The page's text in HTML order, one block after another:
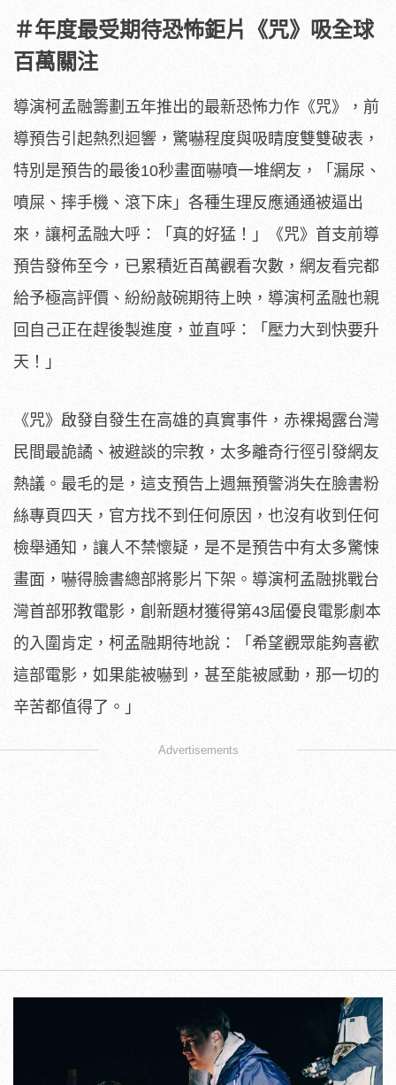
＃年度最受期待恐怖鉅片《咒》吸全球
百萬關注
導演柯孟融籌劃五年推出的最新恐怖力作《咒》， 前
導預告引起熱烈迴響，驚嚇程度與吸睛度雙雙破表，
特別是預告的最後10秒畫面嚇噴一堆網友，「漏尿、
噴屎、 摔手機、滾下床」各種生理反應通通被逼出
來，讓柯孟融大呼：「 真的好猛！」《咒》首支前導
預告發佈至今， 已累積近百萬觀看次數，網友看完都
給予極高評價、 紛紛敲碗期待上映，導演柯孟融也親
回自己正在趕後製進度， 並直呼：「壓力大到快要升
天！」
《咒》啟發自發生在高雄的真實事件，赤裸揭露台灣
民間最詭譎、 被避談的宗教，太多離奇行徑引發網友
熱議。最毛的是， 這支預告上週無預警消失在臉書粉
絲專頁四天， 官方找不到任何原因，也沒有收到任何
檢舉通知，讓人不禁懷疑， 是不是預告中有太多驚悚
畫面，嚇得臉書總部將影片下架。 導演柯孟融挑戰台
灣首部邪教電影，創新題材獲得第43屆優良電影劇本
的入圍肯定，柯孟融期待地說：「希望觀眾能夠喜歡
這部電影， 如果能被嚇到，甚至能被感動，那一切的
辛苦都值得了。」
Advertisements